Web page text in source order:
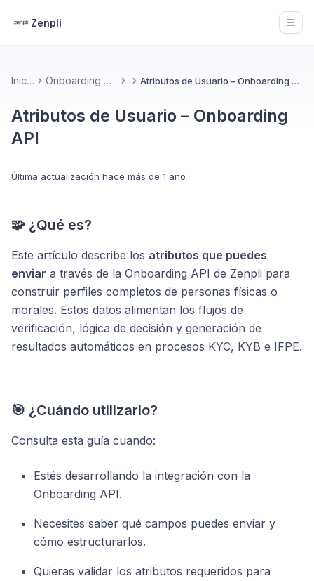
Zenpli
Inicio Onboarding API Atributos de Usuario – Onboarding API
Atributos de Usuario – Onboarding
API
Última actualización hace más de 1 año
🧩 ¿Qué es?
Este artículo describe los atributos que puedes
enviar a través de la Onboarding API de Zenpli para
construir perfiles completos de personas físicas o
morales. Estos datos alimentan los flujos de
verificación, lógica de decisión y generación de
resultados automáticos en procesos KYC, KYB e IFPE.
🎯 ¿Cuándo utilizarlo?
Consulta esta guía cuando:
Estés desarrollando la integración con la
Onboarding API.
Necesites saber qué campos puedes enviar y
cómo estructurarlos.
Quieras validar los atributos requeridos para